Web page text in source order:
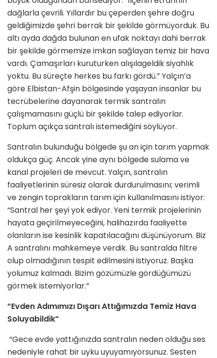
dağlarla çevrili. Yıllardır bu çeperden şehre doğru
geldiğimizde şehri berrak bir şekilde görmüyorduk. Bu
altı ayda dağda bulunan en ufak noktayı dahi berrak
bir şekilde görmemize imkan sağlayan temiz bir hava
vardı. Çamaşırları kuruturken alışılageldik siyahlık
yoktu. Bu süreçte herkes bu farkı gördü.” Yalçın’a
göre Elbistan-Afşin bölgesinde yaşayan insanlar bu
tecrübelerine dayanarak termik santralın
çalışmamasını güçlü bir şekilde talep ediyorlar.
Toplum açıkça santralı istemediğini söylüyor.
Santralın bulunduğu bölgede şu an için tarım yapmak
oldukça güç. Ancak yine aynı bölgede sulama ve
kanal projeleri de mevcut. Yalçın, santralın
faaliyetlerinin süresiz olarak durdurulmasını; verimli
ve zengin toprakların tarım için kullanılmasını istiyor:
“Santral her şeyi yok ediyor. Yeni termik projelerinin
hayata geçirilmeyeceğini, halihazırda faaliyette
olanların ise kesinlik kapatılacağını düşünüyorum. Biz
A santralını mahkemeye verdik. Bu santralda filtre
olup olmadığının tespit edilmesini istiyoruz. Başka
yolumuz kalmadı. Bizim gözümüzle gördüğümüzü
görmek istemiyorlar.”
“Evden Adımımızı Dışarı Attığımızda Temiz Hava
Soluyabildik”
“Gece evde yattığınızda santralın neden olduğu ses
nedeniyle rahat bir uyku uyuyamıyorsunuz. Sesten